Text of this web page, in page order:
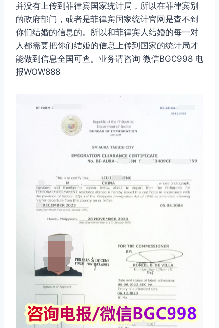
并没有上传到菲律宾国家统计局，所以在菲律宾别
的政府部门，或者是菲律宾国家统计官网是查不到
你们结婚的信息的。所以和菲律宾人结婚的每一对
人都需要把你们结婚的信息上传到国家的统计局才
能做到信息全国可查。业务请咨询 微信BGC998 电
报WOW888